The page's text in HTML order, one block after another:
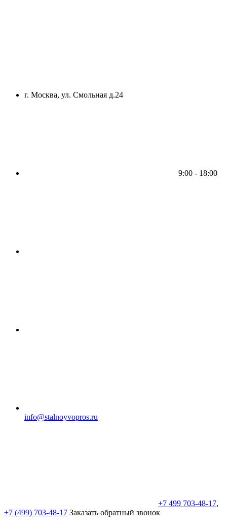
г. Москва, ул. Смольная д.24
9:00 - 18:00
info@stalnoyvopros.ru
+7 499 703-48-17,
+7 (499) 703-48-17 Заказать обратный звонок